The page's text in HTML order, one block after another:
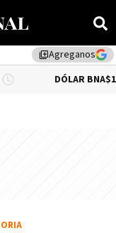
library_addAgreganos
DÓLAR BNA $1,520.00